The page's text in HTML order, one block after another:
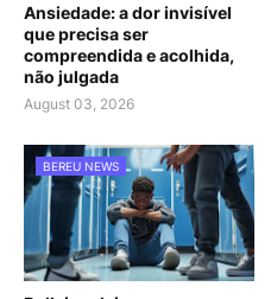
Ansiedade: a dor invisível
que precisa ser
compreendida e acolhida,
não julgada
August 03, 2026
BEREU NEWS